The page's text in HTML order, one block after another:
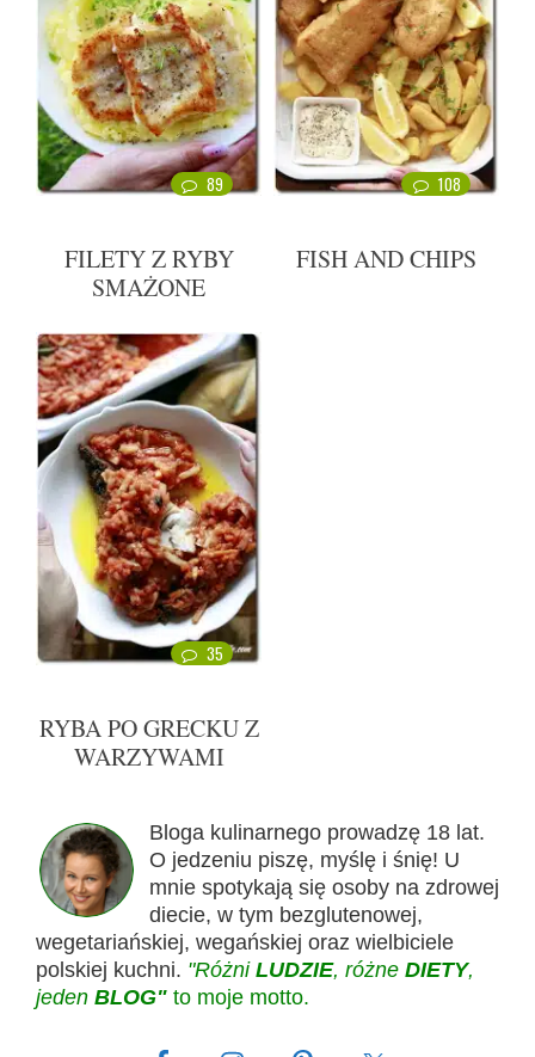
89
FILETY Z RYBY
SMAŻONE
108
FISH AND CHIPS
35
RYBA PO GRECKU Z
WARZYWAMI
Bloga kulinarnego prowadzę 18 lat.
O jedzeniu piszę, myślę i śnię! U
mnie spotykają się osoby na zdrowej
diecie, w tym bezglutenowej,
wegetariańskiej, wegańskiej oraz wielbiciele
polskiej kuchni. "Różni LUDZIE, różne DIETY,
jeden BLOG" to moje motto.